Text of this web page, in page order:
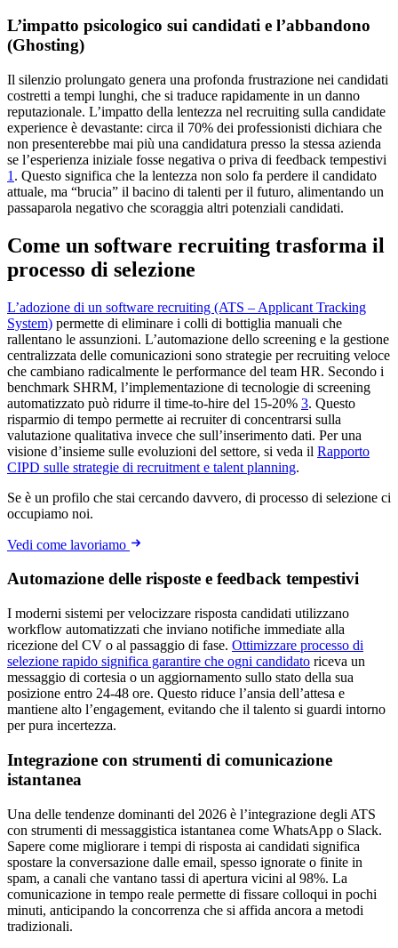
L’impatto psicologico sui candidati e l’abbandono
(Ghosting)
Il silenzio prolungato genera una profonda frustrazione nei candidati
costretti a tempi lunghi, che si traduce rapidamente in un danno
reputazionale. L’impatto della lentezza nel recruiting sulla candidate
experience è devastante: circa il 70% dei professionisti dichiara che
non presenterebbe mai più una candidatura presso la stessa azienda
se l’esperienza iniziale fosse negativa o priva di feedback tempestivi
1 . Questo significa che la lentezza non solo fa perdere il candidato
attuale, ma “brucia” il bacino di talenti per il futuro, alimentando un
passaparola negativo che scoraggia altri potenziali candidati.
Come un software recruiting trasforma il
processo di selezione
L’adozione di un software recruiting (ATS – Applicant Tracking
System) permette di eliminare i colli di bottiglia manuali che
rallentano le assunzioni. L’automazione dello screening e la gestione
centralizzata delle comunicazioni sono strategie per recruiting veloce
che cambiano radicalmente le performance del team HR. Secondo i
benchmark SHRM, l’implementazione di tecnologie di screening
automatizzato può ridurre il time-to-hire del 15-20% 3. Questo
risparmio di tempo permette ai recruiter di concentrarsi sulla
valutazione qualitativa invece che sull’inserimento dati. Per una
visione d’insieme sulle evoluzioni del settore, si veda il Rapporto
CIPD sulle strategie di recruitment e talent planning.
Se è un profilo che stai cercando davvero, di processo di selezione ci
occupiamo noi.
Vedi come lavoriamo
Automazione delle risposte e feedback tempestivi
I moderni sistemi per velocizzare risposta candidati utilizzano
workflow automatizzati che inviano notifiche immediate alla
ricezione del CV o al passaggio di fase. Ottimizzare processo di
selezione rapido significa garantire che ogni candidato riceva un
messaggio di cortesia o un aggiornamento sullo stato della sua
posizione entro 24-48 ore. Questo riduce l’ansia dell’attesa e
mantiene alto l’engagement, evitando che il talento si guardi intorno
per pura incertezza.
Integrazione con strumenti di comunicazione
istantanea
Una delle tendenze dominanti del 2026 è l’integrazione degli ATS
con strumenti di messaggistica istantanea come WhatsApp o Slack.
Sapere come migliorare i tempi di risposta ai candidati significa
spostare la conversazione dalle email, spesso ignorate o finite in
spam, a canali che vantano tassi di apertura vicini al 98%. La
comunicazione in tempo reale permette di fissare colloqui in pochi
minuti, anticipando la concorrenza che si affida ancora a metodi
tradizionali.